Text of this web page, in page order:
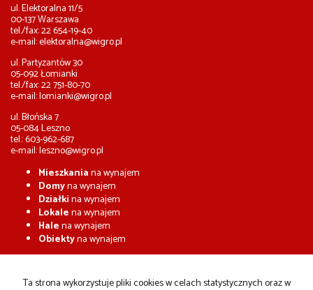
ul. Elektoralna 11/5
00-137 Warszawa
tel./fax: 22 654-19-40
e-mail:elektoralna@wigro.pl
ul. Partyzantów 30
05-092 Łomianki
tel./fax: 22 751-80-70
e-mail:lomianki@wigro.pl
ul. Błońska 7
05-084 Leszno
tel.: 603-962-687
e-mail:leszno@wigro.pl
Mieszkaniana wynajem
Domyna wynajem
Działkina wynajem
Lokalena wynajem
Halena wynajem
Obiektyna wynajem
na sprzedaż
Ta strona wykorzystuje pliki cookies w celach statystycznych oraz w